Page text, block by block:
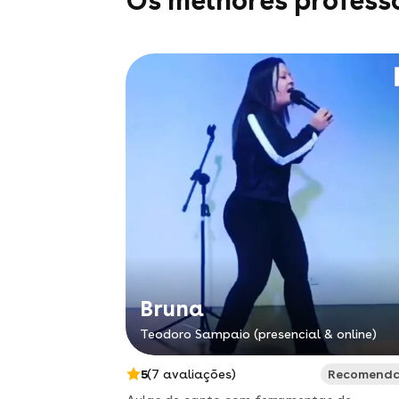
Bruna
Teodoro Sampaio (presencial & online)
5(7 avaliações)